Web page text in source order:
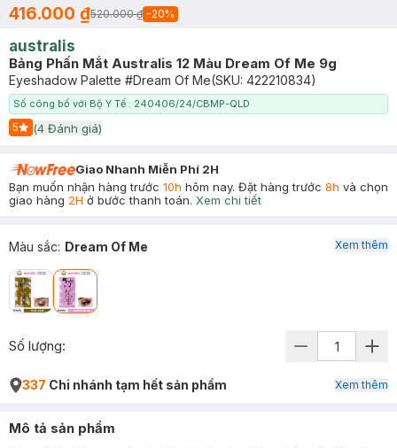
416.000 ₫520.000 ₫ -20%
australis
Bảng Phấn Mắt Australis 12 Màu Dream Of Me 9g
Eyeshadow Palette #Dream Of Me(SKU: 422210834)
Số công bố với Bộ Y Tế : 240406/24/CBMP-QLD
5
Start Icon
(4 Đánh giá)
Giao Nhanh Miễn Phí 2H
Bạn muốn nhận hàng trước 10h hôm nay. Đặt hàng trước 8h và chọn
giao hàng 2H ở bước thanh toán. Xem chi tiết
Màu sắc: Dream Of Me Xem thêm
Số lượng:
337 Chi nhánh tạm hết sản phẩm Xem thêm
Mô tả sản phẩm